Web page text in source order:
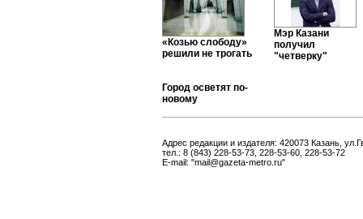
«Козью слободу»
решили не трогать
Мэр Казани
получил
"четверку"
Город осветят по-
новому
Адрес редакции и издателя: 420073 Казань,
тел.: 8 (843) 228-53-73, 228-53-60, 228-53-72
E-mail: "mail@gazeta-metro.ru"